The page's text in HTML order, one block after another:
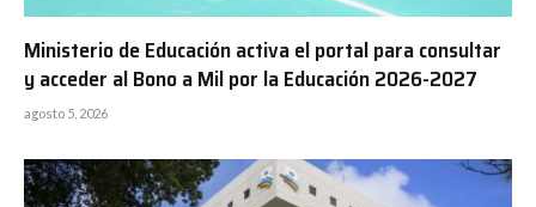
Ministerio de Educación activa el portal para consultar
y acceder al Bono a Mil por la Educación 2026-2027
agosto 5, 2026